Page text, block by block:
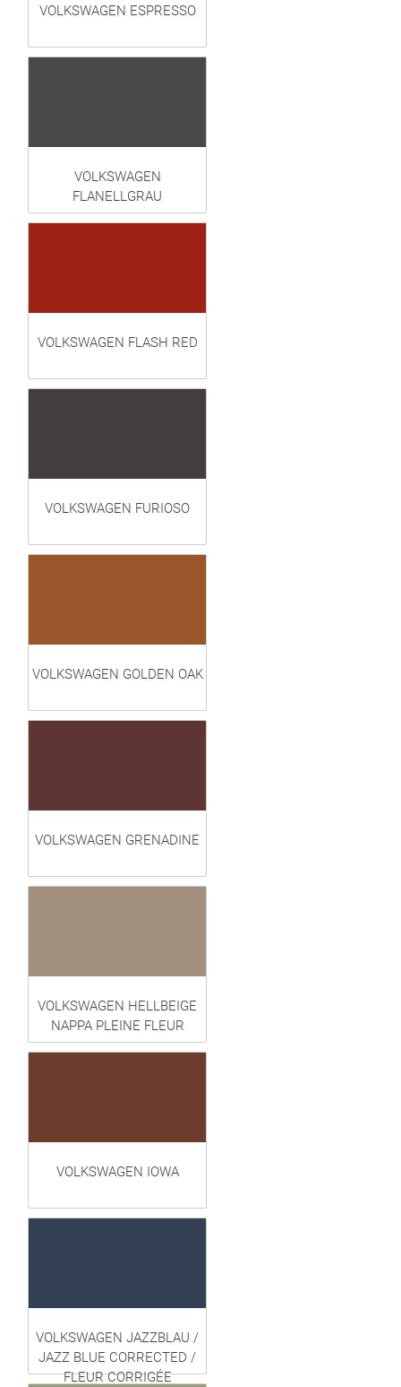
VOLKSWAGEN ESPRESSO
VOLKSWAGEN
FLANELLGRAU
VOLKSWAGEN FLASH RED
VOLKSWAGEN FURIOSO
VOLKSWAGEN GOLDEN OAK
VOLKSWAGEN GRENADINE
VOLKSWAGEN HELLBEIGE
NAPPA PLEINE FLEUR
VOLKSWAGEN IOWA
VOLKSWAGEN JAZZBLAU /
JAZZ BLUE CORRECTED /
FLEUR CORRIGÉE